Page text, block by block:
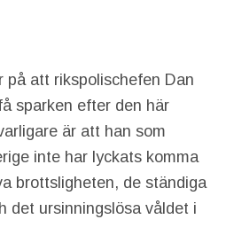
på att rikspolischefen Dan
sparken efter den här
är att han som
inte har lyckats komma
brottsligheten, de ständiga
det ursinningslösa våldet i